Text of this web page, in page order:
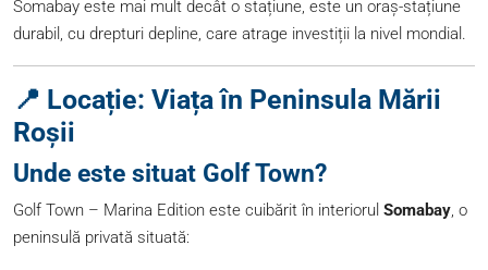
Somabay este mai mult decât o stațiune, este un oraș-stațiune
durabil, cu drepturi depline, care atrage investiții la nivel mondial.
📍 Locație: Viața în Peninsula Mării
Roșii
Unde este situat Golf Town?
Golf Town – Marina Edition este cuibărit în interiorul Somabay , o
peninsulă privată situată: